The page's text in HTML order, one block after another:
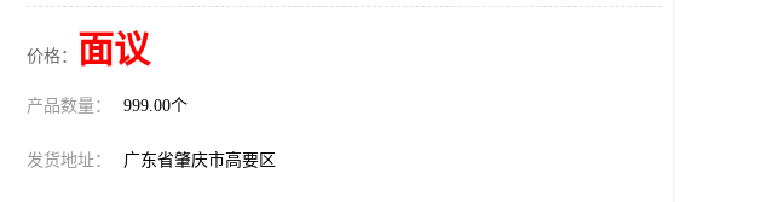
价格： 面议
产品数量： 999.00个
发货地址： 广东省肇庆市高要区